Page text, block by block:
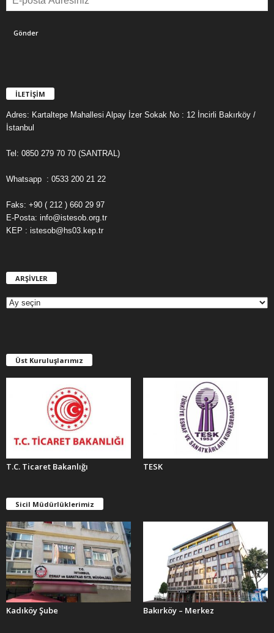
İLETİŞİM
Adres: Kartaltepe Mahallesi Alpay İzer Sokak No : 12 İncirli Bakırköy /
İstanbul
Tel: 0850 279 70 70 (SANTRAL)
Whatsapp : 0533 200 21 22
Faks: +90 ( 212 ) 660 29 97
E-Posta: info@istesob.org.tr
KEP : istesob@hs03.kep.tr
ARŞİVLER
E
R
Üst Kuruluşlarımız
T.C. Ticaret Bakanlığı TESK
Sicil Müdürlüklerimiz
Kadıköy Şube Bakırköy – Merkez